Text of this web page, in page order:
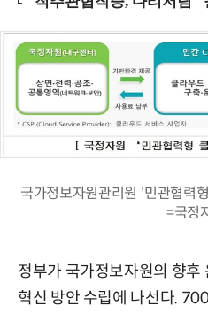
국가정보자원관리원 '민관협력
=국정
정부가 국가정보자원의 향후
혁신 방안 수립에 나선다.